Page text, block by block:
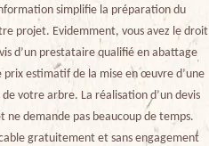
simplifie la préparation du
projet. Evidemment, vous avez le droit
d’un prestataire qualifié en abattage
prix estimatif de la mise en œuvre d’une
votre arbre. La réalisation d’un devis
ne demande pas beaucoup de temps.
gratuitement et sans engagement